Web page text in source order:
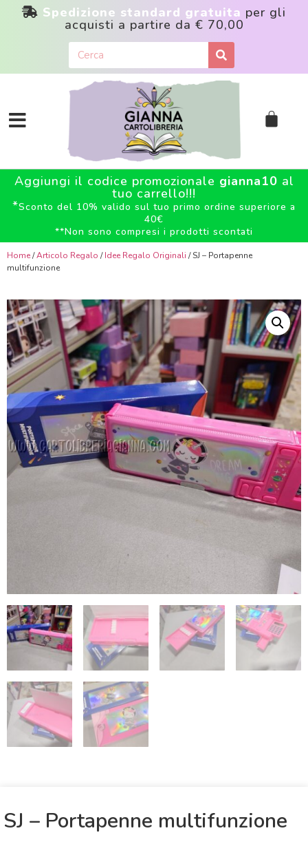
Spedizione standard gratuita per gli
acquisti a partire da € 70,00
Aggiungi il codice promozionale gianna10 al
tuo carrello!!!
*Sconto del 10% valido sul tuo primo ordine superiore a
40€
**Non sono compresi i prodotti scontati
Home/Articolo Regalo /Idee Regalo Originali / SJ – Portapenne
multifunzione
SJ – Portapenne multifunzione